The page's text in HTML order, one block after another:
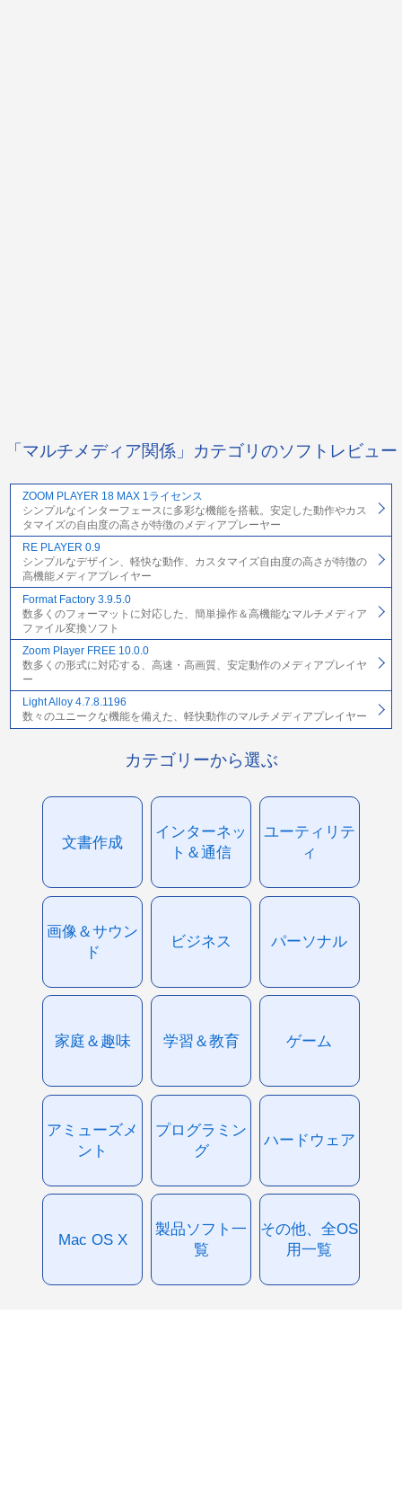
「マルチメディア関係」カテゴリのソフトレビュー
ZOOM PLAYER 18 MAX 1ライセンス
シンプルなインターフェースに多彩な機能を搭載。安定した動作やカス
タマイズの自由度の高さが特徴のメディアプレーヤー
RE PLAYER 0.9
シンプルなデザイン、軽快な動作、カスタマイズ自由度の高さが特徴の
高機能メディアプレイヤー
Format Factory 3.9.5.0
数多くのフォーマットに対応した、簡単操作＆高機能なマルチメディア
ファイル変換ソフト
Zoom Player FREE 10.0.0
数多くの形式に対応する、高速・高画質、安定動作のメディアプレイヤ
ー
Light Alloy 4.7.8.1196
数々のユニークな機能を備えた、軽快動作のマルチメディアプレイヤー
カテゴリーから選ぶ
文書作成
インターネッ
ト＆通信
ユーティリテ
ィ
画像＆サウン
ド
ビジネス パーソナル
家庭＆趣味 学習＆教育 ゲーム
アミューズメ
ント
プログラミン
グ
ハードウェア
Mac OS X
製品ソフト一
覧
その他、全OS
用一覧